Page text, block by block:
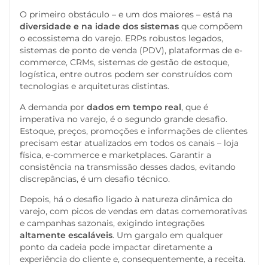
O primeiro obstáculo – e um dos maiores – está na
diversidade e na idade dos sistemas que compõem
o ecossistema do varejo. ERPs robustos legados,
sistemas de ponto de venda (PDV), plataformas de e-
commerce, CRMs, sistemas de gestão de estoque,
logística, entre outros podem ser construídos com
tecnologias e arquiteturas distintas.
A demanda por dados em tempo real, que é
imperativa no varejo, é o segundo grande desafio.
Estoque, preços, promoções e informações de clientes
precisam estar atualizados em todos os canais – loja
física, e-commerce e marketplaces. Garantir a
consistência na transmissão desses dados, evitando
discrepâncias, é um desafio técnico.
Depois, há o desafio ligado à natureza dinâmica do
varejo, com picos de vendas em datas comemorativas
e campanhas sazonais, exigindo integrações
altamente escaláveis. Um gargalo em qualquer
ponto da cadeia pode impactar diretamente a
experiência do cliente e, consequentemente, a receita.